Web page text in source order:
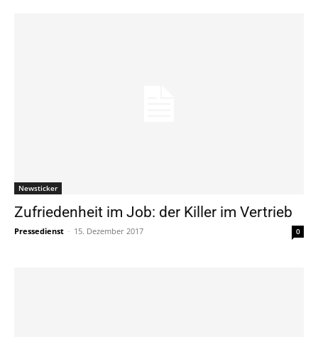
Newsticker
Zufriedenheit im Job: der Killer im Vertrieb
Pressedienst - 15. Dezember 2017 0